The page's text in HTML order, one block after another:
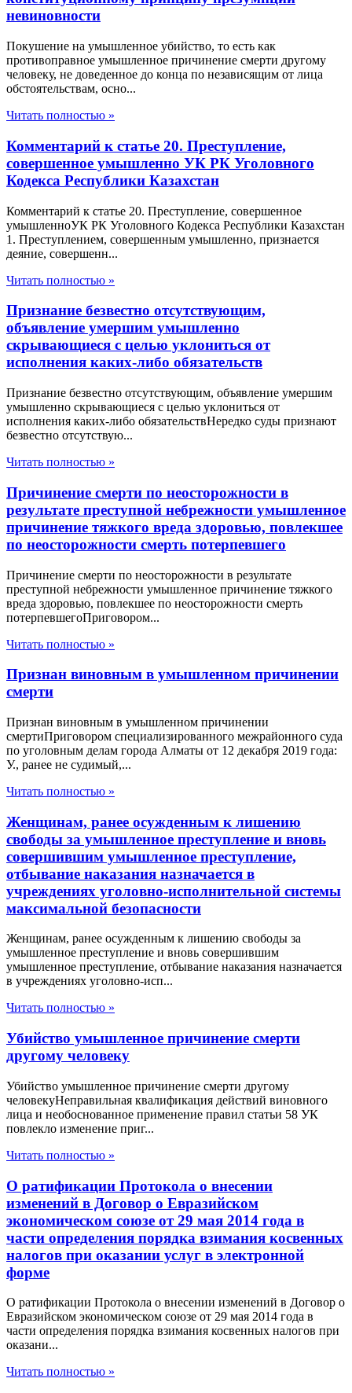
невиновности
Покушение на умышленное убийство, то есть как
противоправное умышленное причинение смерти другому
человеку, не доведенное до конца по независящим от лица
обстоятельствам, осно...
Читать полностью »
Комментарий к статье 20. Преступление,
совершенное умышленно УК РК Уголовного
Кодекса Республики Казахстан
Комментарий к статье 20. Преступление, совершенное
умышленноУК РК Уголовного Кодекса Республики Казахстан
1. Преступлением, совершенным умышленно, признается
деяние, совершенн...
Читать полностью »
Признание безвестно отсутствующим,
объявление умершим умышленно
скрывающиеся с целью уклониться от
исполнения каких-либо обязательств
Признание безвестно отсутствующим, объявление умершим
умышленно скрывающиеся с целью уклониться от
исполнения каких-либо обязательствНередко суды признают
безвестно отсутствую...
Читать полностью »
Причинение смерти по неосторожности в
результате преступной небрежности умышленное
причинение тяжкого вреда здоровью, повлекшее
по неосторожности смерть потерпевшего
Причинение смерти по неосторожности в результате
преступной небрежности умышленное причинение тяжкого
вреда здоровью, повлекшее по неосторожности смерть
потерпевшегоПриговором...
Читать полностью »
Признан виновным в умышленном причинении
смерти
Признан виновным в умышленном причинении
смертиПриговором специализированного межрайонного суда
по уголовным делам города Алматы от 12 декабря 2019 года:
У., ранее не судимый,...
Читать полностью »
Женщинам, ранее осужденным к лишению
свободы за умышленное преступление и вновь
совершившим умышленное преступление,
отбывание наказания назначается в
учреждениях уголовно-исполнительной системы
максимальной безопасности
Женщинам, ранее осужденным к лишению свободы за
умышленное преступление и вновь совершившим
умышленное преступление, отбывание наказания назначается
в учреждениях уголовно-исп...
Читать полностью »
Убийство умышленное причинение смерти
другому человеку
Убийство умышленное причинение смерти другому
человекуНеправильная квалификация действий виновного
лица и необоснованное применение правил статьи 58 УК
повлекло изменение приг...
Читать полностью »
О ратификации Протокола о внесении
изменений в Договор о Евразийском
экономическом союзе от 29 мая 2014 года в
части определения порядка взимания косвенных
налогов при оказании услуг в электронной
форме
О ратификации Протокола о внесении изменений в Договор о
Евразийском экономическом союзе от 29 мая 2014 года в
части определения порядка взимания косвенных налогов при
оказани...
Читать полностью »